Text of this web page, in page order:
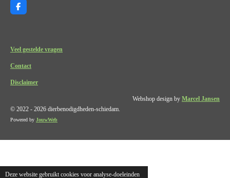
Deze website gebruikt cookies voor analyse-doeleinden
F
a
o
o
Veel gestelde vragen
Contact
Disclaimer
Webshop design by Marcel Jansen
© 2022 - 2026 dierbenodigdheden-schiedam.
Powered by JouwWeb